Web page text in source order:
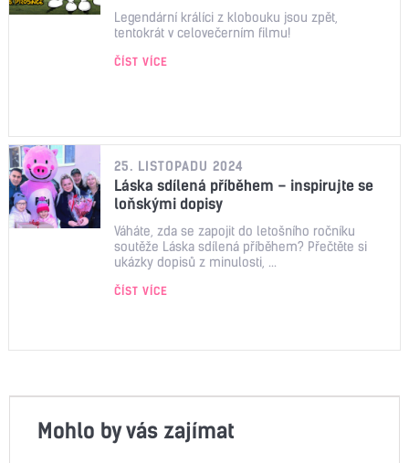
Legendární králíci z klobouku jsou zpět,
tentokrát v celovečerním filmu!
ČÍST VÍCE
25. LISTOPADU 2024
Láska sdílená příběhem – inspirujte se
loňskými dopisy
Váháte, zda se zapojit do letošního ročníku
soutěže Láska sdílená příběhem? Přečtěte si
ukázky dopisů z minulosti, ...
ČÍST VÍCE
Mohlo by vás zajímat